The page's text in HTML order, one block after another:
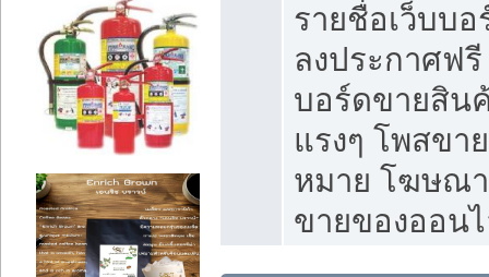
รายชื่อเว็บบ
ลงประกาศฟรี
บอร์ดขายสิน
แรงๆ โพสขา
หมาย โฆษณ
ขายของออน